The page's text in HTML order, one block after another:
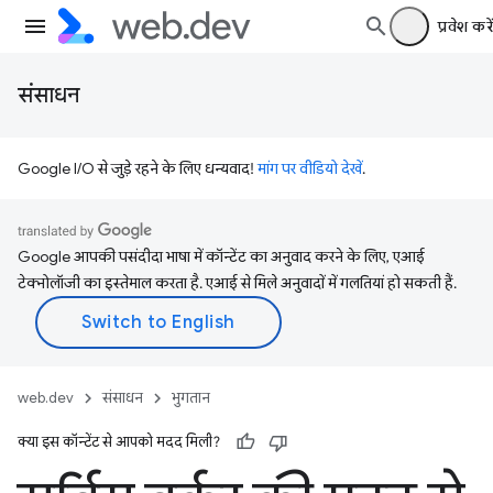
प्रवेश करें
संसाधन
Google I/O से जुड़े रहने के लिए धन्यवाद!मांग पर वीडियो देखें.
Google आपकी पसंदीदा भाषा में कॉन्टेंट का अनुवाद करने के लिए, एआई
टेक्नोलॉजी का इस्तेमाल करता है. एआई से मिले अनुवादों में गलतियां हो सकती हैं.
web.dev संसाधन भुगतान
क्या इस कॉन्टेंट से आपको मदद मिली?